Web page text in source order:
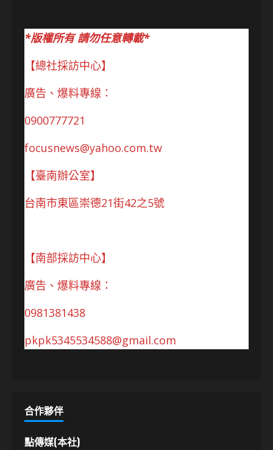
*版權所有 請勿任意轉載*
【總社採訪中心】
廣告、爆料專線：
0900777721
focusnews@yahoo.com.tw
【臺南辦公室】
台南市東區崇德21街42之5號
【南部採訪中心】
廣告、爆料專線：
0981381438
pkpk5345534588@gmail.com
合作夥伴
點傳媒(本社)